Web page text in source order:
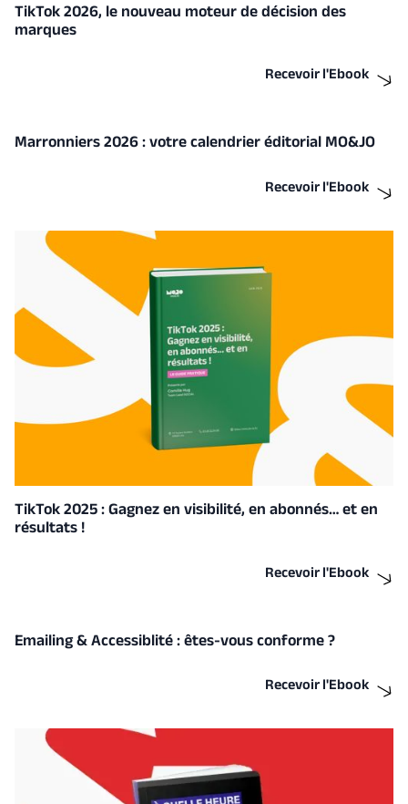
TikTok 2026, le nouveau moteur de décision des
marques
Recevoir l'Ebook
Marronniers 2026 : votre calendrier éditorial MO&JO
Recevoir l'Ebook
TikTok 2025 : Gagnez en visibilité, en abonnés… et en
résultats !
Recevoir l'Ebook
Emailing & Accessiblité : êtes-vous conforme ?
Recevoir l'Ebook